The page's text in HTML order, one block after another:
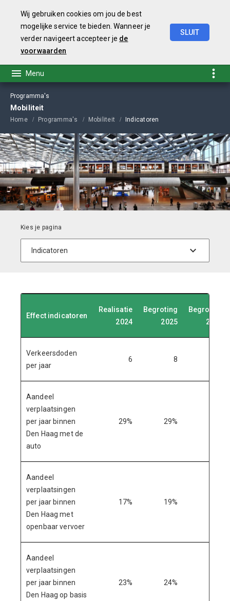
Wij gebruiken cookies om jou de best
mogelijke service te bieden. Wanneer je
verder navigeert accepteer je de
voorwaarden
SLUIT
Programma's
Mobiliteit
Home Programma's Mobiliteit Indicatoren
Effect indicatoren
Realisatie
2024
Begroting
2025
Begroting
2026
Verkeersdoden
per jaar
6 8
Aandeel
verplaatsingen
per jaar binnen
Den Haag met de
auto
29% 29%
Aandeel
verplaatsingen
per jaar binnen
Den Haag met
openbaar vervoer
17% 19%
Aandeel
verplaatsingen
per jaar binnen
Den Haag op basis
23% 24%